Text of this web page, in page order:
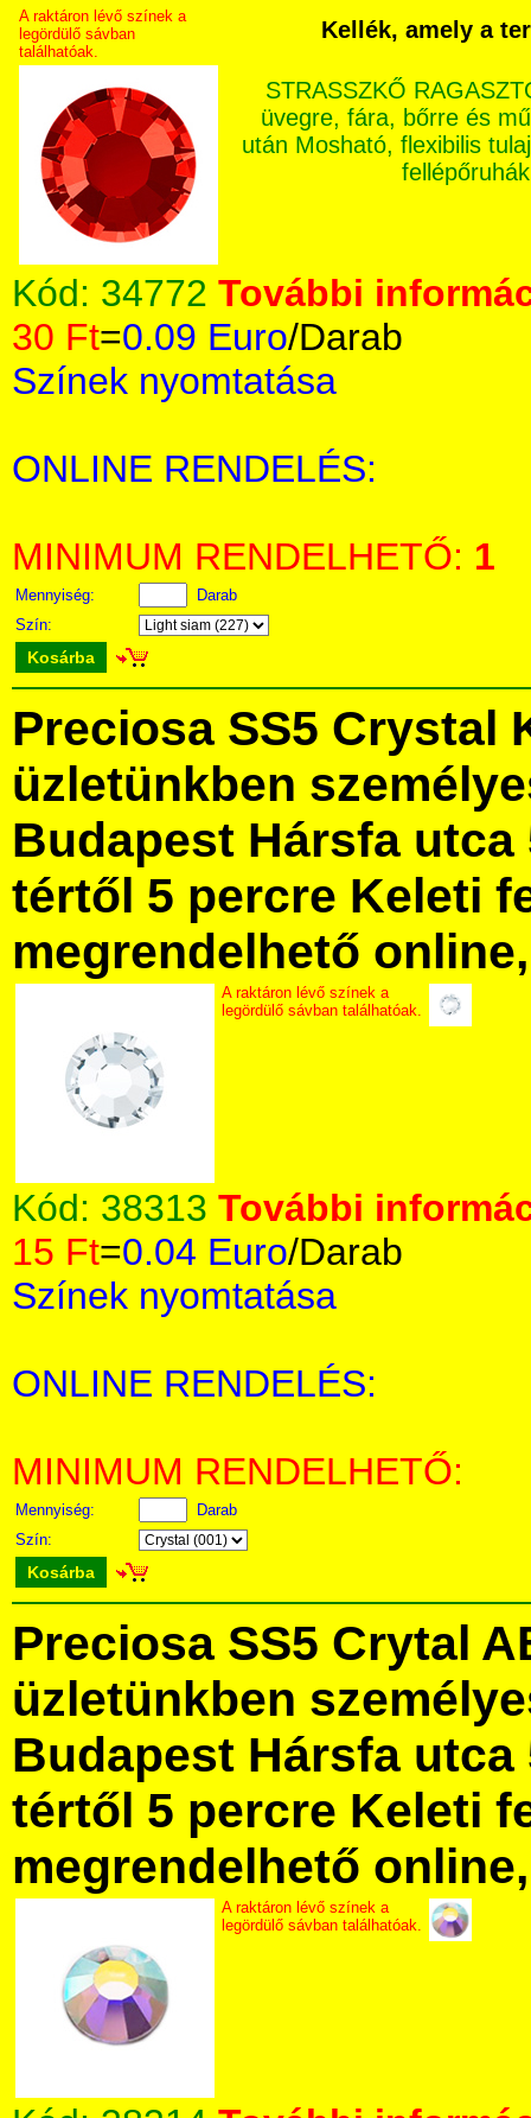
A raktáron lévő színek a
legördülő sávban
találhatóak.
Kellék, amely a
STRASSZKŐ
üvegre, fára, bőrre és
után Mosható, flexibilis
Kód: 34772 További
30 Ft=0.09 Euro/Darab
Színek nyomtatása
ONLINE RENDELÉS:
MINIMUM RENDELHETŐ: 1
Mennyiség:
Darab
Szín:
Kosárba
Preciosa SS5 Crystal
üzletünkben
Budapest Hársfa utca
tértől 5 percre Keleti
megrendelhető
A raktáron lévő színek a
legördülő sávban találhatóak.
Kód: 38313 További
15 Ft=0.04 Euro/Darab
Színek nyomtatása
ONLINE RENDELÉS:
MINIMUM RENDELHETŐ:
Mennyiség:
Darab
Szín:
Kosárba
Preciosa SS5 Crytal
üzletünkben
Budapest Hársfa utca
tértől 5 percre Keleti
megrendelhető
A raktáron lévő színek a
legördülő sávban találhatóak.